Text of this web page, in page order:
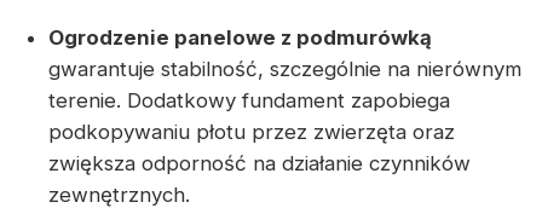
Ogrodzenie panelowe z podmurówką
gwarantuje stabilność, szczególnie na nierównym
terenie. Dodatkowy fundament zapobiega
podkopywaniu płotu przez zwierzęta oraz
zwiększa odporność na działanie czynników
zewnętrznych.